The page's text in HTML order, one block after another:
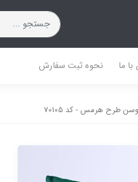
ما نحوه ثبت سفارش
طرح هرمس - کد 70105